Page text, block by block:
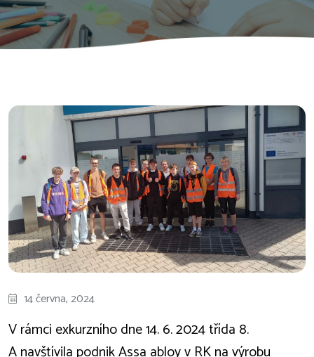
14 června, 2024
V rámci exkurzního dne 14. 6. 2024 třída 8.